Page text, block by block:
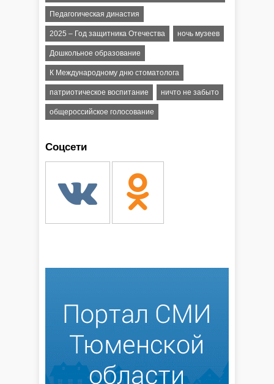
Педагогическая династия
2025 – Год защитника Отечества ночь музеев
Дошкольное образование
К Международному дню стоматолога
патриотическое воспитание ничто не забыто
общероссийское голосование
Соцсети